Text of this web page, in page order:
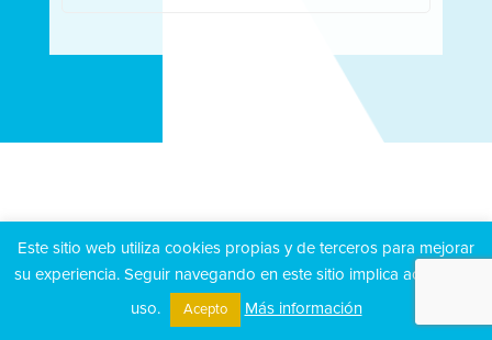
Este sitio web utiliza cookies propias y de terceros para mejorar
su experiencia. Seguir navegando en este sitio implica aceptar su
uso.
Acepto Más información